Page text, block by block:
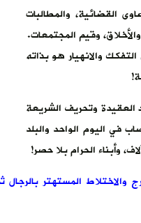
القضائية، والمطالبات
وقيم المجتمعات.
والانهيار هو بذاته
وتحريف الشريعة
في اليوم الواحد والبلد
وأبناء الحرام بلا حصر!
والاختلاط المستهتر